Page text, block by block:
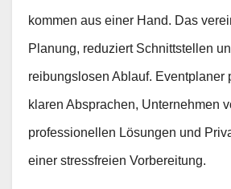
kommen aus einer Hand. Das
Planung, reduziert Schnittstellen
reibungslosen Ablauf. Eventplaner
klaren Absprachen, Unternehmen
professionellen Lösungen und
einer stressfreien Vorbereitung.